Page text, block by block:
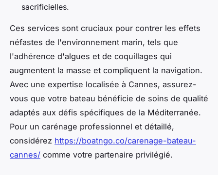
sacrificielles.
Ces services sont cruciaux pour contrer les effets
néfastes de l'environnement marin, tels que
l'adhérence d'algues et de coquillages qui
augmentent la masse et compliquent la navigation.
Avec une expertise localisée à Cannes, assurez-
vous que votre bateau bénéficie de soins de qualité
adaptés aux défis spécifiques de la Méditerranée.
Pour un carénage professionnel et détaillé,
considérez https://boatngo.co/carenage-bateau-
cannes/ comme votre partenaire privilégié.